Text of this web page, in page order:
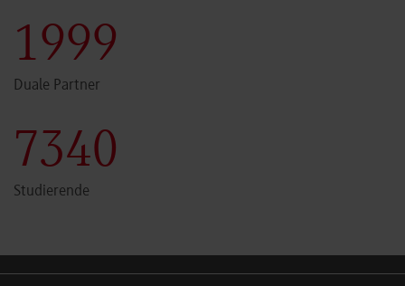
2000
Duale Partner
7341
Studierende